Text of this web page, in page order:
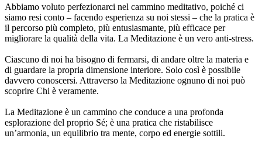
Abbiamo voluto perfezionarci nel cammino meditativo, poiché ci
siamo resi conto – facendo esperienza su noi stessi – che la pratica è
il percorso più completo, più entusiasmante, più efficace per
migliorare la qualità della vita. La Meditazione è un vero anti-stress.
Ciascuno di noi ha bisogno di fermarsi, di andare oltre la materia e
di guardare la propria dimensione interiore. Solo così è possibile
davvero conoscersi. Attraverso la Meditazione ognuno di noi può
scoprire Chi è veramente.
La Meditazione è un cammino che conduce a una profonda
esplorazione del proprio Sé; è una pratica che ristabilisce
un’armonia, un equilibrio tra mente, corpo ed energie sottili.